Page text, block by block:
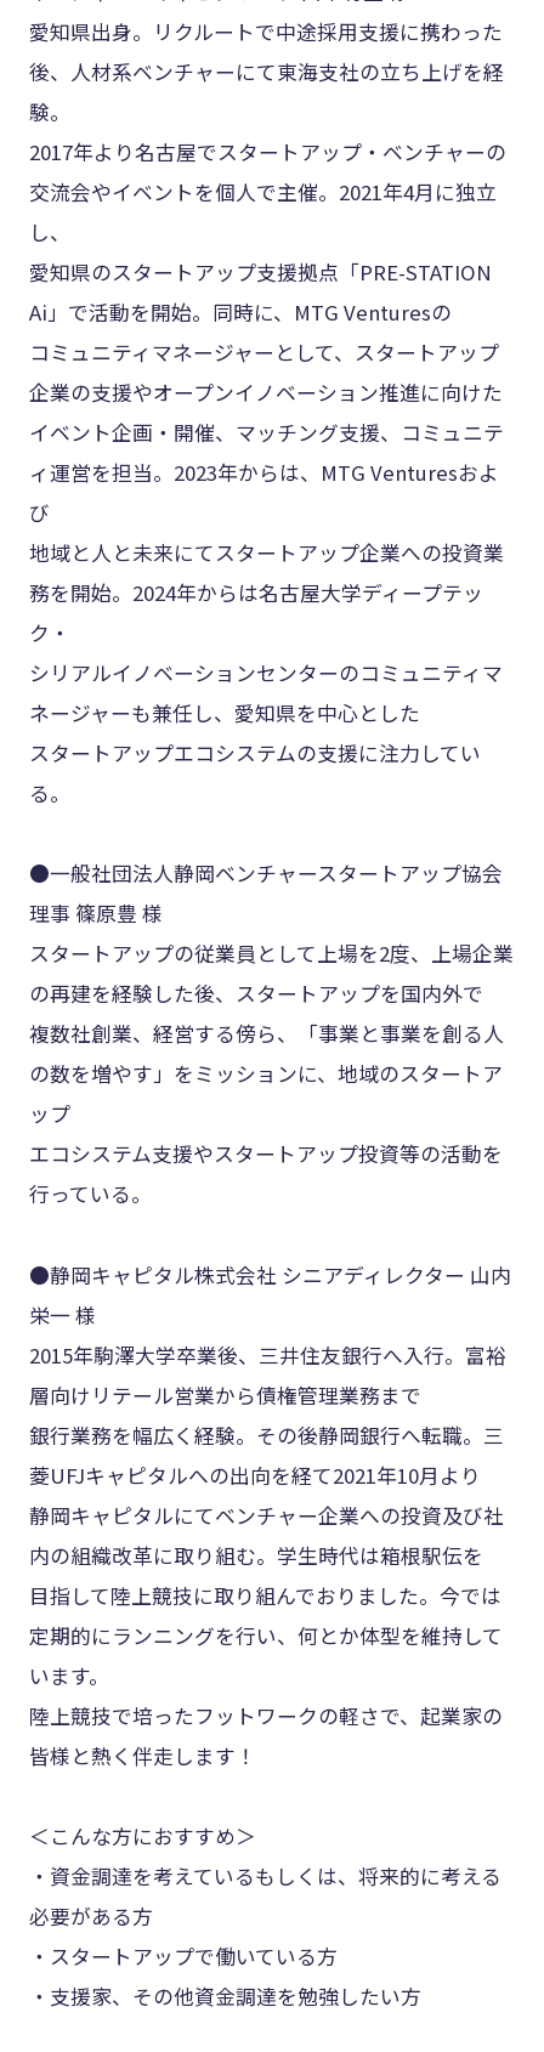
愛知県出身。リクルートで中途採用支援に携わった
後、人材系ベンチャーにて東海支社の立ち上げを経
験。
2017年より名古屋でスタートアップ・ベンチャーの
交流会やイベントを個人で主催。2021年4月に独立
し、
愛知県のスタートアップ支援拠点「PRE-STATION
Ai」で活動を開始。同時に、MTG Venturesの
コミュニティマネージャーとして、スタートアップ
企業の支援やオープンイノベーション推進に向けた
イベント企画・開催、マッチング支援、コミュニテ
ィ運営を担当。2023年からは、MTG Venturesおよ
び
地域と人と未来にてスタートアップ企業への投資業
務を開始。2024年からは名古屋大学ディープテッ
ク・
シリアルイノベーションセンターのコミュニティマ
ネージャーも兼任し、愛知県を中心とした
スタートアップエコシステムの支援に注力してい
る。
●一般社団法人静岡ベンチャースタートアップ協会
理事 篠原豊 様
スタートアップの従業員として上場を2度、上場企業
の再建を経験した後、スタートアップを国内外で
複数社創業、経営する傍ら、「事業と事業を創る人
の数を増やす」をミッションに、地域のスタートア
ップ
エコシステム支援やスタートアップ投資等の活動を
行っている。
●静岡キャピタル株式会社 シニアディレクター 山内
栄一 様
2015年駒澤大学卒業後、三井住友銀行へ入行。富裕
層向けリテール営業から債権管理業務まで
銀行業務を幅広く経験。その後静岡銀行へ転職。三
菱UFJキャピタルへの出向を経て2021年10月より
静岡キャピタルにてベンチャー企業への投資及び社
内の組織改革に取り組む。学生時代は箱根駅伝を
目指して陸上競技に取り組んでおりました。今では
定期的にランニングを行い、何とか体型を維持して
います。
陸上競技で培ったフットワークの軽さで、起業家の
皆様と熱く伴走します！
＜こんな方におすすめ＞
・資金調達を考えているもしくは、将来的に考える
必要がある方
・スタートアップで働いている方
・支援家、その他資金調達を勉強したい方